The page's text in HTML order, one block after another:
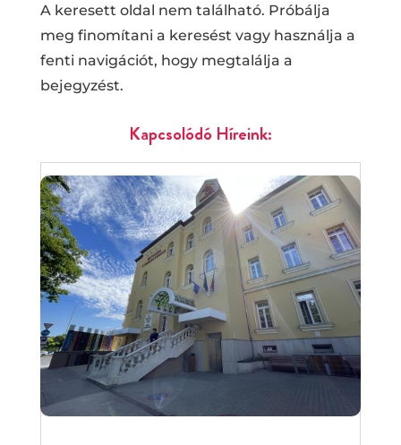
A keresett oldal nem található. Próbálja
meg finomítani a keresést vagy használja a
fenti navigációt, hogy megtalálja a
bejegyzést.
Kapcsolódó Híreink: